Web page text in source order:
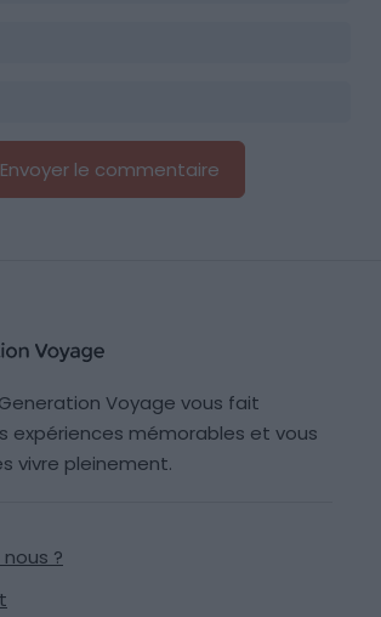
Generation Voyage vous fait
expériences mémorables et vous
vivre pleinement.
?